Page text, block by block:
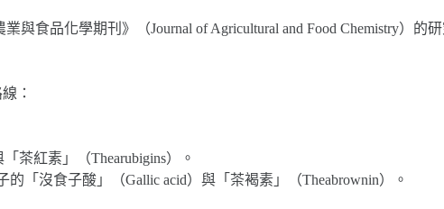
與食品化學期刊》（Journal of Agricultural and Food Chemistry）
：
茶紅素」（Thearubigins）。
「沒食子酸」（Gallic acid）與「茶褐素」（Theabrownin）。